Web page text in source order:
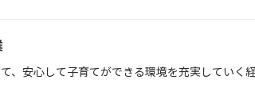
、安心して子育てができる環境を充実していく